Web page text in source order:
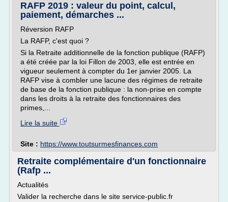
RAFP 2019 : valeur du point, calcul,
paiement, démarches ...
Réversion RAFP
La RAFP, c'est quoi ?
Si la Retraite additionnelle de la fonction publique (RAFP)
a été créée par la loi Fillon de 2003, elle est entrée en
vigueur seulement à compter du 1er janvier 2005. La
RAFP vise à combler une lacune des régimes de retraite
de base de la fonction publique : la non-prise en compte
dans les droits à la retraite des fonctionnaires des
primes,...
Lire la suite
Site : https://www.toutsurmesfinances.com
Retraite complémentaire d'un fonctionnaire
(Rafp ...
Actualités
Valider la recherche dans le site service-public.fr